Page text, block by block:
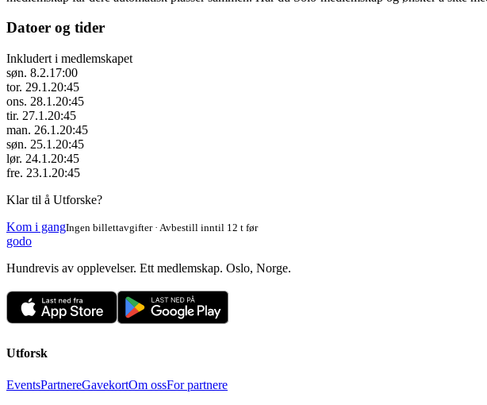
Datoer og tider
Inkludert i medlemskapet
søn. 8.2.17:00
tor. 29.1.20:45
ons. 28.1.20:45
tir. 27.1.20:45
man. 26.1.20:45
søn. 25.1.20:45
lør. 24.1.20:45
fre. 23.1.20:45
Klar til å Utforske?
Kom i gangIngen billettavgifter · Avbestill inntil 12 t før
godo
Hundrevis av opplevelser. Ett medlemskap. Oslo, Norge.
Utforsk
EventsPartnereGavekortOm ossFor partnere